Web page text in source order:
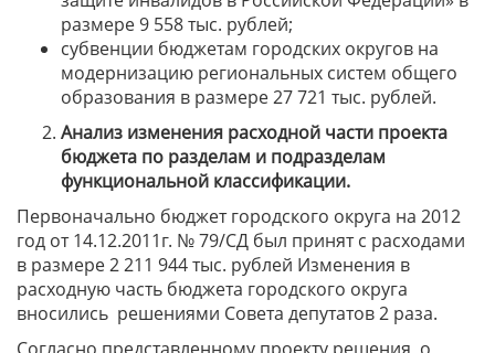
размере 9 558 тыс. рублей;
субвенции бюджетам городских округов на
модернизацию региональных систем общего
образования в размере 27 721 тыс. рублей.
Анализ изменения расходной части проекта
бюджета по разделам и подразделам
функциональной классификации.
Первоначально бюджет городского округа на 2012
год от 14.12.2011г. № 79/СД был принят с расходами
в размере 2 211 944 тыс. рублей Изменения в
расходную часть бюджета городского округа
вносились решениями Совета депутатов 2 раза.